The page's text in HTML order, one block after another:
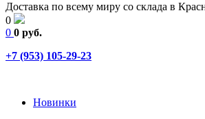
Доставка по всему миру со склада в
0
0 0 руб.
+7 (953) 105-29-23
Новинки